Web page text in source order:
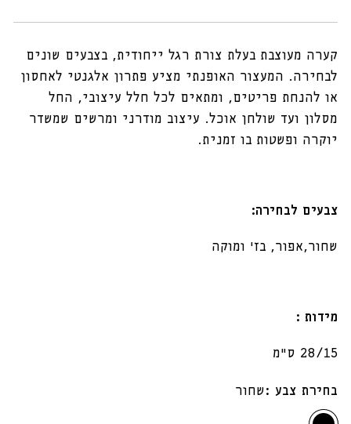
קערה מעוצבת בעלת צורת רגל ייחודית, בצבעים שונים
לבחירה. המעצור האופנתי מציע פתרון אלגנטי לאחסון
או להנחת פריטים, ומתאים לכל חלל עיצובי, החל
מסלון ועד שולחן אוכל. עיצוב מודרני ומרשים שמשדר
יוקרה ופשטות בו זמנית.
צבעים לבחירה:
שחור,אפור, בז׳ ומוקה
מידות :
28/15 ס״מ
בחירת צבע : שחור
שחור